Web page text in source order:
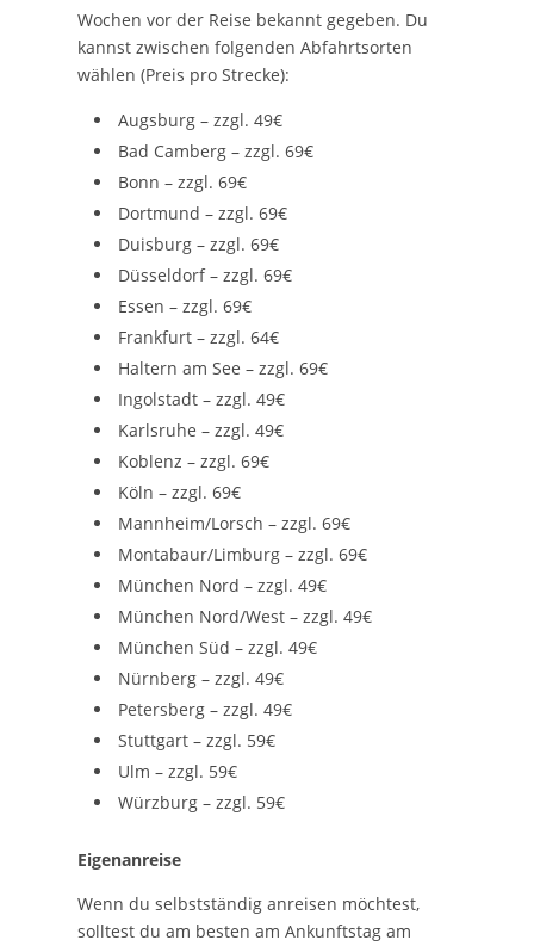
Wochen vor der Reise bekannt gegeben. Du
kannst zwischen folgenden Abfahrtsorten
wählen (Preis pro Strecke):
Augsburg – zzgl. 49€
Bad Camberg – zzgl. 69€
Bonn – zzgl. 69€
Dortmund – zzgl. 69€
Duisburg – zzgl. 69€
Düsseldorf – zzgl. 69€
Essen – zzgl. 69€
Frankfurt – zzgl. 64€
Haltern am See – zzgl. 69€
Ingolstadt – zzgl. 49€
Karlsruhe – zzgl. 49€
Koblenz – zzgl. 69€
Köln – zzgl. 69€
Mannheim/Lorsch – zzgl. 69€
Montabaur/Limburg – zzgl. 69€
München Nord – zzgl. 49€
München Nord/West – zzgl. 49€
München Süd – zzgl. 49€
Nürnberg – zzgl. 49€
Petersberg – zzgl. 49€
Stuttgart – zzgl. 59€
Ulm – zzgl. 59€
Würzburg – zzgl. 59€
Eigenanreise
Wenn du selbstständig anreisen möchtest,
solltest du am besten am Ankunftstag am